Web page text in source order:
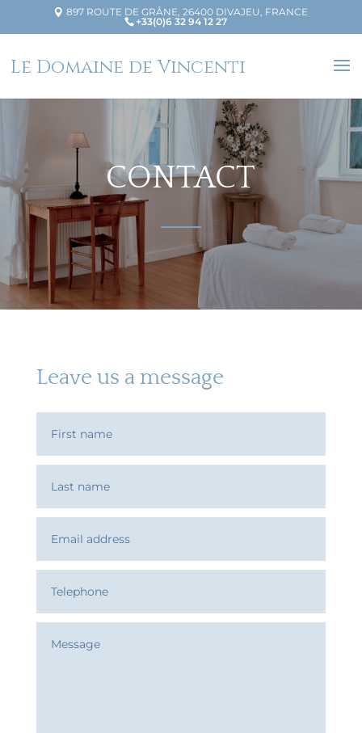
897 ROUTE DE GRÂNE, 26400 DIVAJEU, FRANCE
+33(0)6 32 94 12 27
Le Domaine de Vincenti
CONTACT
Leave us a message